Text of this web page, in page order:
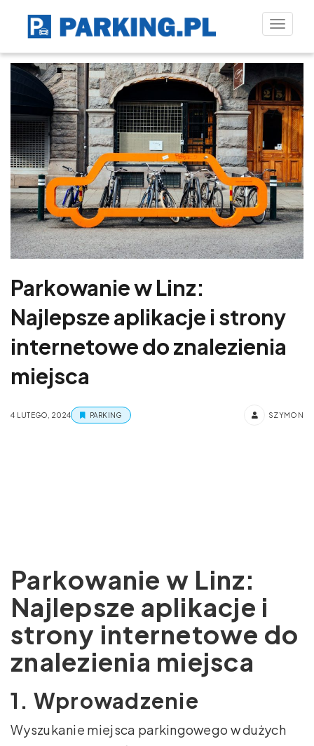
Toggle
Parkowanie w Linz:
Najlepsze aplikacje i strony
internetowe do znalezienia
miejsca
4 LUTEGO, 2024 PARKING SZYMON
Parkowanie w Linz:
Najlepsze aplikacje i
strony internetowe do
znalezienia miejsca
1. Wprowadzenie
Wyszukanie miejsca parkingowego w dużych